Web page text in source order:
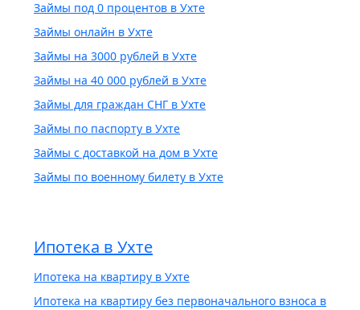
Займы под 0 процентов в Ухте
Займы онлайн в Ухте
Займы на 3000 рублей в Ухте
Займы на 40 000 рублей в Ухте
Займы для граждан СНГ в Ухте
Займы по паспорту в Ухте
Займы с доставкой на дом в Ухте
Займы по военному билету в Ухте
Ипотека в Ухте
Ипотека на квартиру в Ухте
Ипотека на квартиру без первоначального взноса в